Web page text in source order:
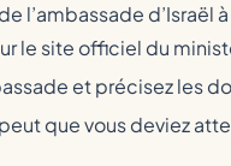
l’ambassade d’Israël
le site officiel du
et précisez les
peut que vous deviez